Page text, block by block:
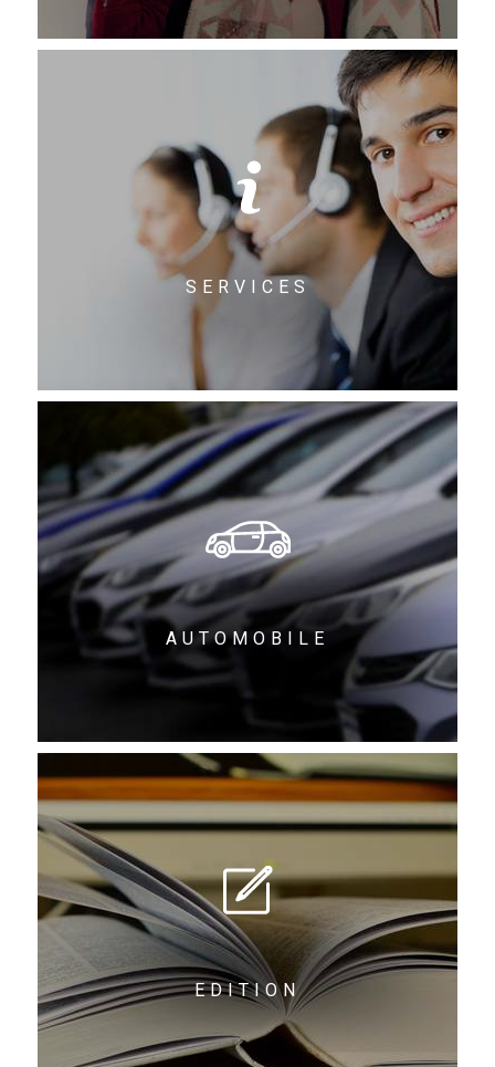
SERVICES
AUTOMOBILE
EDITION